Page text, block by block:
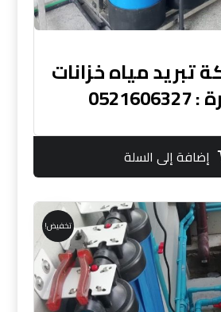
مياه خزانات
إضافة إلى السلة
تخفيض!